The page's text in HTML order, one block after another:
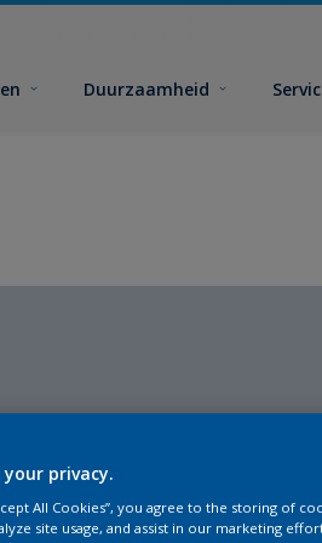
Duurzaamheid
your privacy.
All Cookies”, you agree to the storing of
site usage, and assist in our marketing